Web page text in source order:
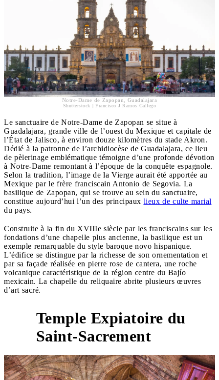
Notre-Dame de Zapopan, Guadalajara
Shutterstock | Francisco J Ramos Gallego
Le sanctuaire de Notre-Dame de Zapopan se situe à
Guadalajara, grande ville de l’ouest du Mexique et capitale de
l’État de Jalisco, à environ douze kilomètres du stade Akron.
Dédié à la patronne de l’archidiocèse de Guadalajara, ce lieu
de pèlerinage emblématique témoigne d’une profonde dévotion
à Notre-Dame remontant à l’époque de la conquête espagnole.
Selon la tradition, l’image de la Vierge aurait été apportée au
Mexique par le frère franciscain Antonio de Segovia. La
basilique de Zapopan, qui se trouve au sein du sanctuaire,
constitue aujourd’hui l’un des principaux lieux de culte marial
du pays.
Construite à la fin du XVIIIe siècle par les franciscains sur les
fondations d’une chapelle plus ancienne, la basilique est un
exemple remarquable du style baroque novo hispanique.
L’édifice se distingue par la richesse de son ornementation et
par sa façade réalisée en pierre rose de cantera, une roche
volcanique caractéristique de la région centre du Bajío
mexicain. La chapelle du reliquaire abrite plusieurs œuvres
d’art sacré.
Temple Expiatoire du
Saint-Sacrement